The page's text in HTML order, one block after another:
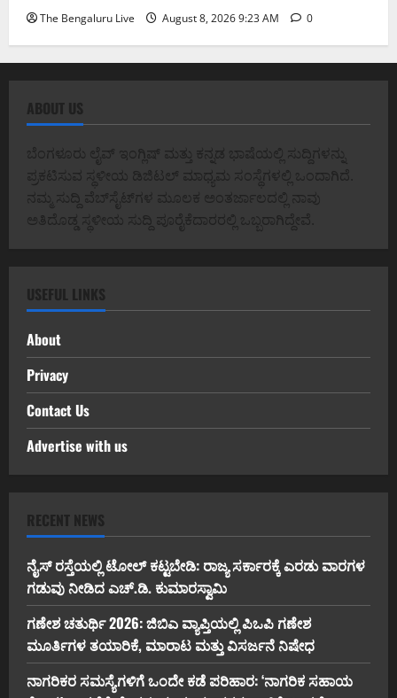
The Bengaluru Live August 8, 2026 9:23 AM 0
ABOUT US
ಬೆಂಗಳೂರು ಲೈವ್ ಇಂಗ್ಲಿಷ್ ಮತ್ತು ಕನ್ನಡ ಭಾಷೆಯಲ್ಲಿ ಸುದ್ದಿಗಳನ್ನು
ಪ್ರಕಟಿಸುವ ಸ್ಥಳೀಯ ಡಿಜಿಟಲ್ ಮಾಧ್ಯಮ ಸಂಸ್ಥೆಗಳಲ್ಲಿ ಒಂದಾಗಿದೆ.
ನಮ್ಮ ಸುದ್ದಿ ವೆಬ್‌ಸೈಟ್‌ಗಳ ಮೂಲಕ ಅಂತರ್ಜಾಲದಲ್ಲಿ ನಾವು
ಅತಿದೊಡ್ಡ ಸ್ಥಳೀಯ ಸುದ್ದಿ ಪೂರೈಕೆದಾರರಲ್ಲಿ ಒಬ್ಬರಾಗಿದ್ದೇವೆ.
USEFUL LINKS
About
Privacy
Contact Us
Advertise with us
RECENT NEWS
ನೈಸ್ ರಸ್ತೆಯಲ್ಲಿ ಟೋಲ್ ಕಟ್ಟಬೇಡಿ: ರಾಜ್ಯ ಸರ್ಕಾರಕ್ಕೆ ಎರಡು ವಾರಗಳ
ಗಡುವು ನೀಡಿದ ಎಚ್.ಡಿ. ಕುಮಾರಸ್ವಾಮಿ
ಗಣೇಶ ಚತುರ್ಥಿ 2026: ಜಿಬಿಎ ವ್ಯಾಪ್ತಿಯಲ್ಲಿ ಪಿಒಪಿ ಗಣೇಶ
ಮೂರ್ತಿಗಳ ತಯಾರಿಕೆ, ಮಾರಾಟ ಮತ್ತು ವಿಸರ್ಜನೆ ನಿಷೇಧ
ನಾಗರಿಕರ ಸಮಸ್ಯೆಗಳಿಗೆ ಒಂದೇ ಕಡೆ ಪರಿಹಾರ: ‘ನಾಗರಿಕ ಸಹಾಯ